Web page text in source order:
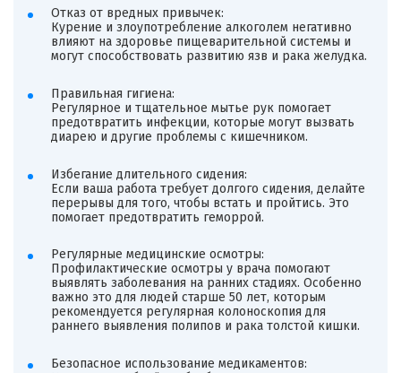
Отказ от вредных привычек:
Курение и злоупотребление алкоголем негативно
влияют на здоровье пищеварительной системы и
могут способствовать развитию язв и рака желудка.
Правильная гигиена:
Регулярное и тщательное мытье рук помогает
предотвратить инфекции, которые могут вызвать
диарею и другие проблемы с кишечником.
Избегание длительного сидения:
Если ваша работа требует долгого сидения, делайте
перерывы для того, чтобы встать и пройтись. Это
помогает предотвратить геморрой.
Регулярные медицинские осмотры:
Профилактические осмотры у врача помогают
выявлять заболевания на ранних стадиях. Особенно
важно это для людей старше 50 лет, которым
рекомендуется регулярная колоноскопия для
раннего выявления полипов и рака толстой кишки.
Безопасное использование медикаментов: